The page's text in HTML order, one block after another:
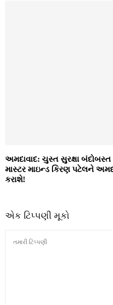
અમદાવાદ: ચુસ્ત સુરક્ષા બંદોબસ્ત
માસ્ટર માઇન્ડ કિરણ પટેલને
કરાશે!
એક ટિપ્પણી મૂકો